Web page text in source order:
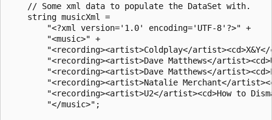
    // Some xml data to populate the DataSet with.
    string musicXml =
        "<?xml version='1.0' encoding='UTF-8'?>" +
        "<music>" +
"<recording><artist>Coldplay</
"<recording><artist>Dave Matthews</
"<recording><artist>Dave Matthews</
"<recording><artist>Natalie Merchant</
"<recording><artist>U2</artist><cd>How to
        "</music>";